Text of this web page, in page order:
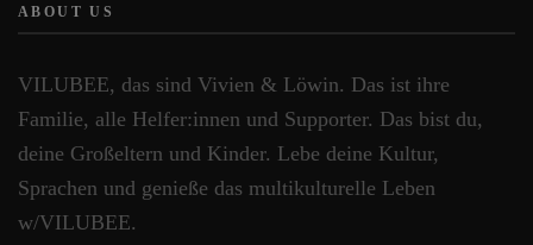
ABOUT US
VILUBEE, das sind Vivien & Löwin. Das ist ihre
Familie, alle Helfer:innen und Supporter. Das bist du,
deine Großeltern und Kinder. Lebe deine Kultur,
Sprachen und genieße das multikulturelle Leben
w/VILUBEE.